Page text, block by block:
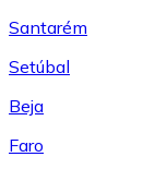
Santarém
Setúbal
Beja
Faro